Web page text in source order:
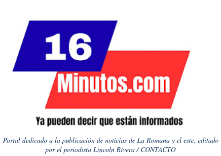
Portal dedicado a la publicación de noticias de La Romana y el este, editado
por el periodista Lincoln Rivera / CONTACTO